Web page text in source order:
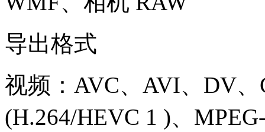
导出格式
视频：AVC、AVI、DV
(H.264/HEVC 1 )、